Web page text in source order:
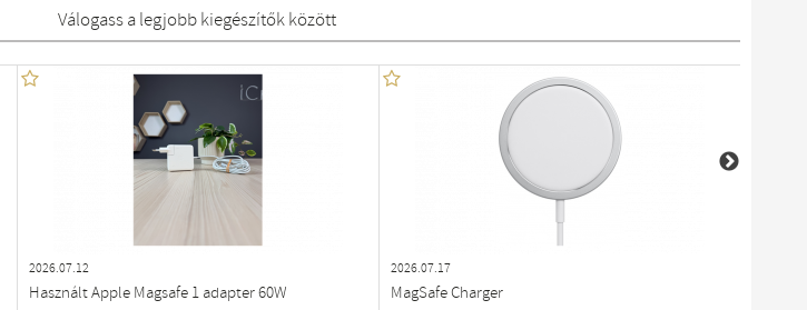
Válogass a legjobb kiegészítők között
2026.07.12
Használt Apple Magsafe 1 adapter 60W
2026.07.17
MagSafe Charger